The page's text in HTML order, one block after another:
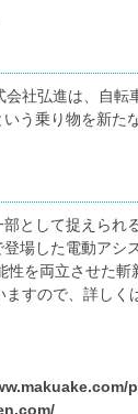
社弘進は、自転
う乗り物を新た
として捉えられ
場した電動アシ
性を両立させた斬
すので、詳しく